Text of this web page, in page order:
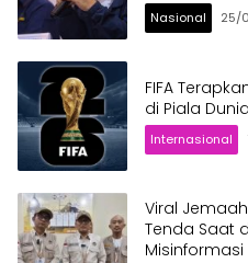
Nasional 25/
FIFA
di Piala
Internasional
Viral
Tenda Saat
Misinformasi